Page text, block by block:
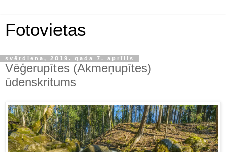
Fotovietas
svētdiena, 2019. gada 7. aprīlis
Vēģerupītes (Akmeņupītes)
ūdenskritums